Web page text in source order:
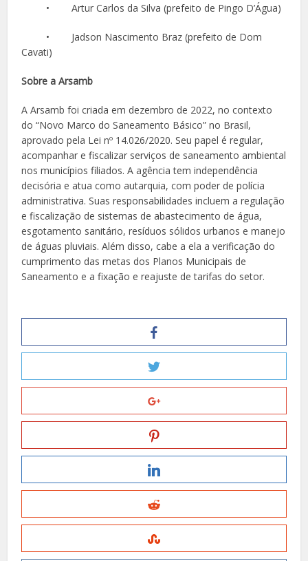
• Artur Carlos da Silva (prefeito de Pingo D’Água)
• Jadson Nascimento Braz (prefeito de Dom
Cavati)
Sobre a Arsamb
A Arsamb foi criada em dezembro de 2022, no contexto
do “Novo Marco do Saneamento Básico” no Brasil,
aprovado pela Lei nº 14.026/2020. Seu papel é regular,
acompanhar e fiscalizar serviços de saneamento ambiental
nos municípios filiados. A agência tem independência
decisória e atua como autarquia, com poder de polícia
administrativa. Suas responsabilidades incluem a regulação
e fiscalização de sistemas de abastecimento de água,
esgotamento sanitário, resíduos sólidos urbanos e manejo
de águas pluviais. Além disso, cabe a ela a verificação do
cumprimento das metas dos Planos Municipais de
Saneamento e a fixação e reajuste de tarifas do setor.